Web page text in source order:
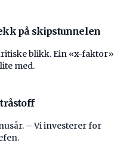
på skipstunnelen
blikk. Ein «x-faktor»
med.
– Vi investerer for